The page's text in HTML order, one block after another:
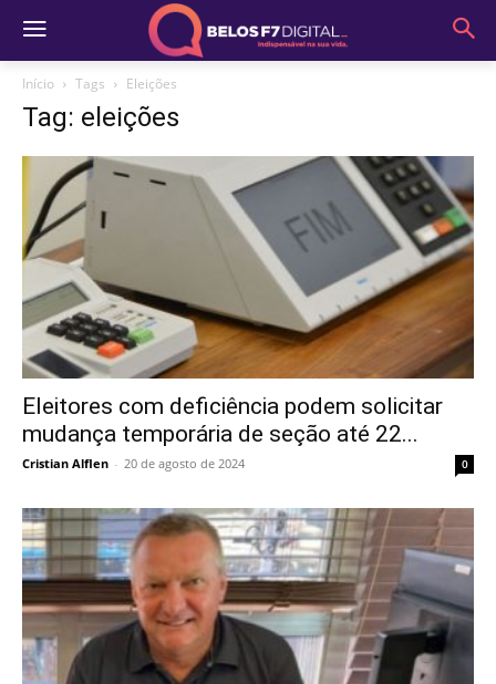
Início Tags Eleições
Tag: eleições
Eleitores com deficiência podem solicitar
mudança temporária de seção até 22...
Cristian Alflen - 20 de agosto de 2024 0